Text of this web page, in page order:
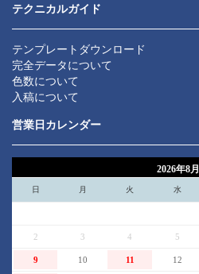
テクニカルガイド
テンプレートダウンロード
完全データについて
色数について
入稿について
営業日カレンダー
2026年8月
日 月 火 水
2 3 4 5
9 10 11 12